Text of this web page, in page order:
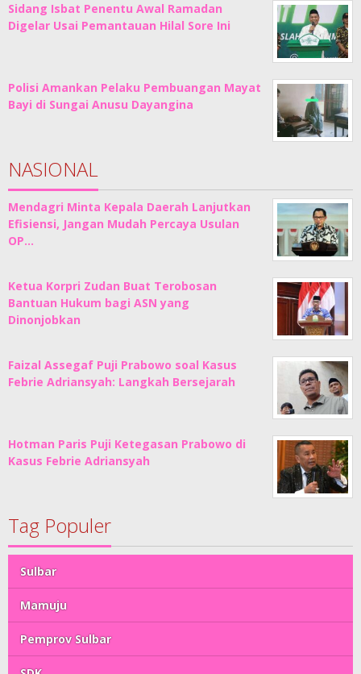
Sidang Isbat Penentu Awal Ramadan
Digelar Usai Pemantauan Hilal Sore Ini
Polisi Amankan Pelaku Pembuangan Mayat
Bayi di Sungai Anusu Dayangina
NASIONAL
Mendagri Minta Kepala Daerah Lanjutkan
Efisiensi, Jangan Mudah Percaya Usulan
OP…
Ketua Korpri Zudan Buat Terobosan
Bantuan Hukum bagi ASN yang
Dinonjobkan
Faizal Assegaf Puji Prabowo soal Kasus
Febrie Adriansyah: Langkah Bersejarah
Hotman Paris Puji Ketegasan Prabowo di
Kasus Febrie Adriansyah
Tag Populer
Sulbar
Mamuju
Pemprov Sulbar